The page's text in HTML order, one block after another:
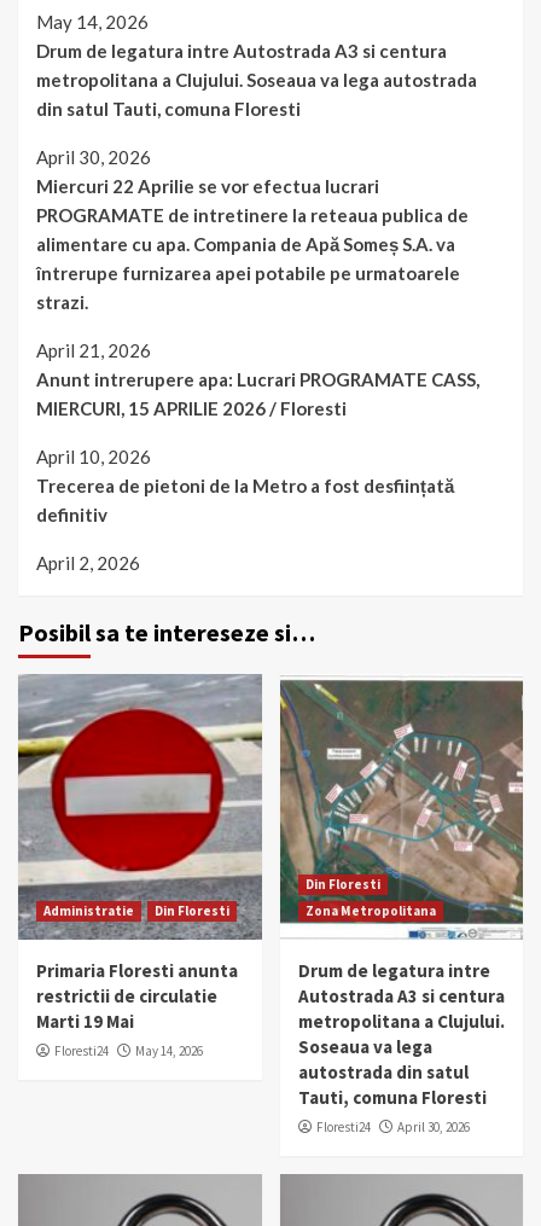
May 14, 2026
Drum de legatura intre Autostrada A3 si centura
metropolitana a Clujului. Soseaua va lega autostrada
din satul Tauti, comuna Floresti
April 30, 2026
Miercuri 22 Aprilie se vor efectua lucrari
PROGRAMATE de intretinere la reteaua publica de
alimentare cu apa. Compania de Apă Someș S.A. va
întrerupe furnizarea apei potabile pe urmatoarele
strazi.
April 21, 2026
Anunt intrerupere apa: Lucrari PROGRAMATE CASS,
MIERCURI, 15 APRILIE 2026 / Floresti
April 10, 2026
Trecerea de pietoni de la Metro a fost desființată
definitiv
April 2, 2026
Posibil sa te intereseze si…
Administratie Din Floresti
Primaria Floresti anunta
restrictii de circulatie
Marti 19 Mai
Floresti24 May 14, 2026
Din Floresti
Zona Metropolitana
Drum de legatura intre
Autostrada A3 si centura
metropolitana a Clujului.
Soseaua va lega
autostrada din satul
Tauti, comuna Floresti
Floresti24 April 30, 2026